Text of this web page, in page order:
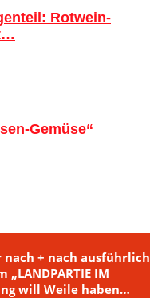
Rotwein-
Gemüse“
+ nach
„LANDPARTIE IM
will Weile haben…